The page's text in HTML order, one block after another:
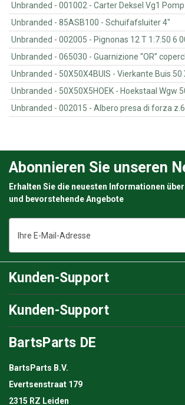
Unbranded - 001002 - Carter Deksel Vg1 Pomp
Unbranded - 85ASB100 - Schuifafsluiter 4"
Unbranded - 002005 - Pignonas 12 T
Unbranded - 065030 - Guarnizione “OR”
Unbranded - 50X50X4BUIS -
Unbranded - 50X50X5HOEK -
Unbranded - 002015 - Albero presa di forza z.6
Abonnieren Sie unseren
Erhalten Sie die neuesten Informationen
und bevorstehende Angebote
Mail-
Adresse
Kunden-Support
Kunden-Support
BartsParts DE
BartsParts B.V.
Evertsenstraat 179
2315 RZ Leiden